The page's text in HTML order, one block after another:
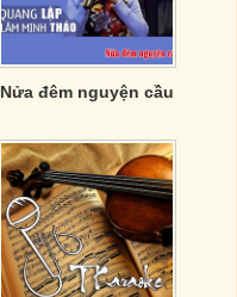
Nửa đêm nguyện cầu